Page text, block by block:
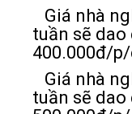
Giá nhà
tuần sẽ dao
400.000đ/
Giá nhà
tuần sẽ dao